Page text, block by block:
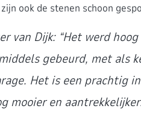
ook de stenen schoon
van Dijk: “Het werd
gebeurd, met als
Het is een prachtig
mooier en